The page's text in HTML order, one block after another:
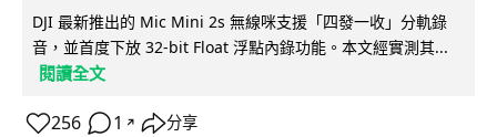
DJI 最新推出的 Mic Mini 2s 無線咪支援「四發一收」分軌錄
音，並首度下放 32-bit Float 浮點內錄功能。本文經實測其...
閱讀全文
256 1 ↗ 分享